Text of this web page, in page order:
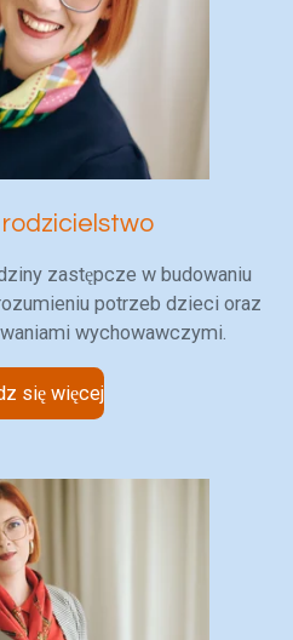
rodzicielstwo
zastępcze w budowaniu
potrzeb dzieci oraz
wychowawczymi.
się więcej